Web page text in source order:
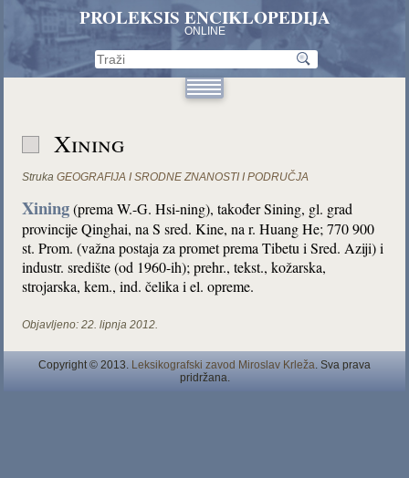
PROLEKSIS ENCIKLOPEDIJA
ONLINE
Xining
Struka GEOGRAFIJA I SRODNE ZNANOSTI I PODRUČJA
Xining (prema W.-G. Hsi-ning), također Sining, gl. grad
provincije Qinghai, na S sred. Kine, na r. Huang He; 770 900
st. Prom. (važna postaja za promet prema Tibetu i Sred. Aziji) i
industr. središte (od 1960-ih); prehr., tekst., kožarska,
strojarska, kem., ind. čelika i el. opreme.
Objavljeno: 22. lipnja 2012.
Copyright © 2013. Leksikografski zavod Miroslav Krleža. Sva prava
pridržana.